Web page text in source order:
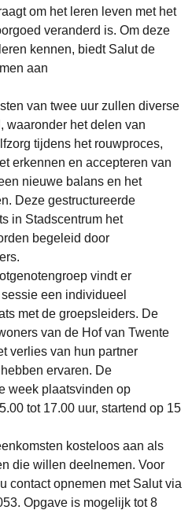
om het leren leven met het
veranderd is. Om deze
kennen, biedt Salut de
aan
van twee uur zullen diverse
waaronder het delen van
tijdens het rouwproces,
erkennen en accepteren van
nieuwe balans en het
Deze gestructureerde
in Stadscentrum het
begeleid door
vindt er
een individueel
met de groepsleiders. De
van de Hof van Twente
verlies van hun partner
ervaren. De
week plaatsvinden op
tot 17.00 uur, startend op 15
kosteloos aan als
die willen deelnemen. Voor
contact opnemen met Salut via
Opgave is mogelijk tot 8